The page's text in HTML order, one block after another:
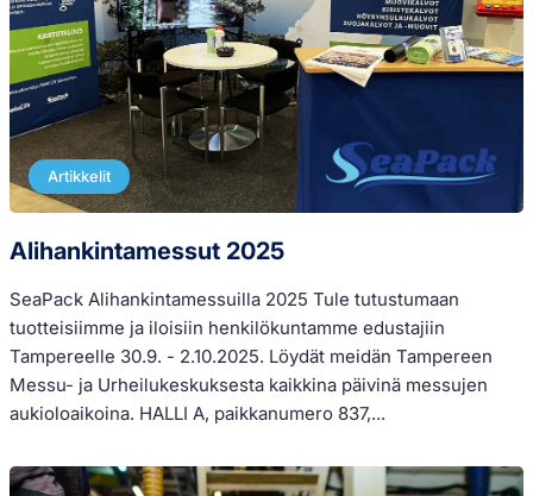
Artikkelit
Alihankintamessut 2025
SeaPack Alihankintamessuilla 2025 Tule tutustumaan
tuotteisiimme ja iloisiin henkilökuntamme edustajiin
Tampereelle 30.9. - 2.10.2025. Löydät meidän Tampereen
Messu- ja Urheilukeskuksesta kaikkina päivinä messujen
aukioloaikoina. HALLI A, paikkanumero 837,...